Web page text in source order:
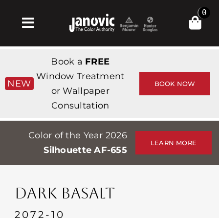
Toggle
Navigation
Products & Services
Κατάστημα
Professionals
Stores
Εκδηλώσεις
0
NEW
Book a FREE
Window Treatment
or Wallpaper
Consultation
BOOK NOW
Color of the Year 2026
Silhouette AF-655
LEARN MORE
DARK BASALT
2072-10